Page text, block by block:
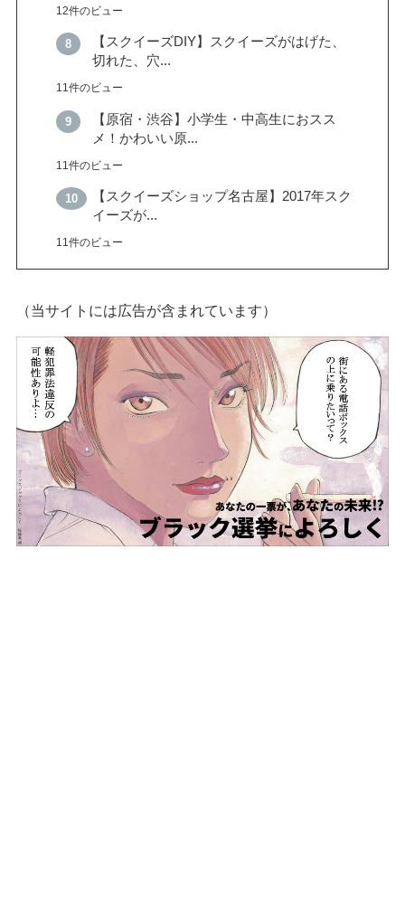
12件のビュー
【スクイーズDIY】スクイーズがはげた、
切れた、穴...
11件のビュー
【原宿・渋谷】小学生・中高生におスス
メ！かわいい原...
11件のビュー
【スクイーズショップ名古屋】2017年スク
イーズが...
11件のビュー
（当サイトには広告が含まれています）